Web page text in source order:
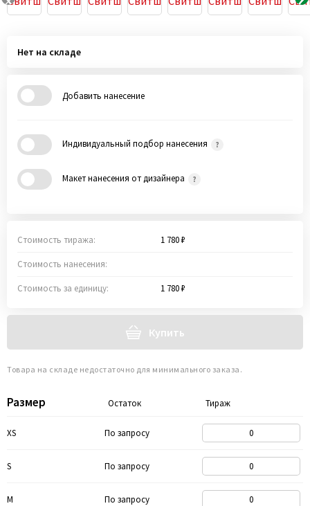
Размер Остаток Тираж
XS По запросу
S По запросу
M По запросу
Нет на складе
Добавить нанесение
Индивидуальный подбор нанесения
Макет нанесения от дизайнера
Стоимость тиража: 1 780 ₽
Стоимость нанесения:
Стоимость за единицу: 1 780 ₽
Купить
Товара на складе недостаточно для минимального заказа.